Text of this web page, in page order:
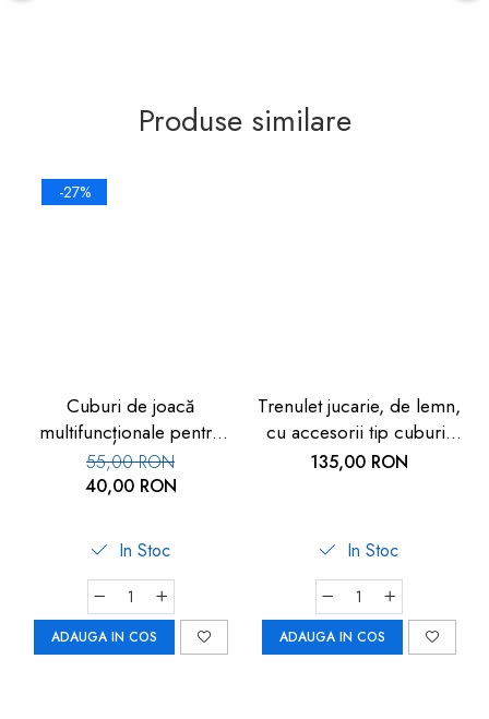
Produse similare
-27%
Cuburi de joacă
multifuncționale pentru
copii – set 2 bucăți, 24 ×
24 cm
55,00 RON
40,00 RON
In Stoc
ADAUGA IN COS
Trenulet jucarie, de lemn,
cu accesorii tip cuburi,
18 piese, 2 ani+, Goki
135,00 RON
In Stoc
ADAUGA IN COS